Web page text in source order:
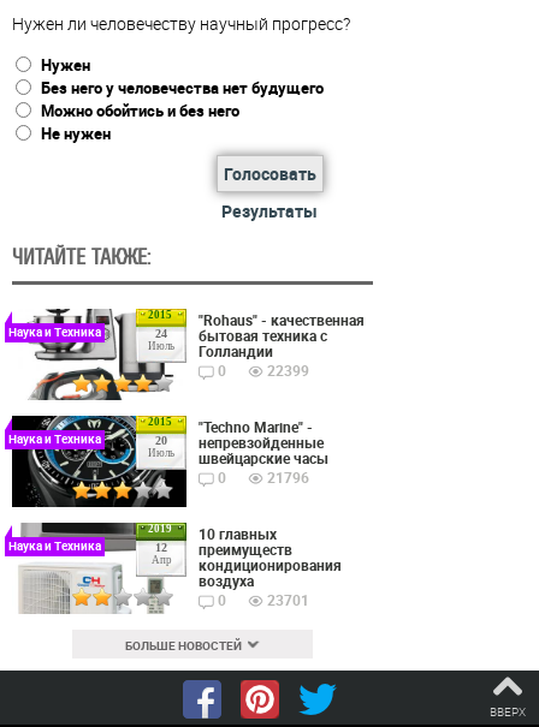
Нужен ли человечеству научный прогресс?
Нужен
Без него у человечества нет будущего
Можно обойтись и без него
Не нужен
Голосовать
Результаты
ЧИТАЙТЕ ТАКЖЕ:
2015
24
Июль
Наука и Техника
"Rohaus" - качественная
бытовая техника с
Голландии
0
22399
2015
20
Июль
Наука и Техника
"Techno Marine" -
непревзойденные
швейцарские часы
0
21796
2019
12
Апр
Наука и Техника
10 главных
преимуществ
кондиционирования
воздуха
0
23701
БОЛЬШЕ НОВОСТЕЙ
ВВЕРХ